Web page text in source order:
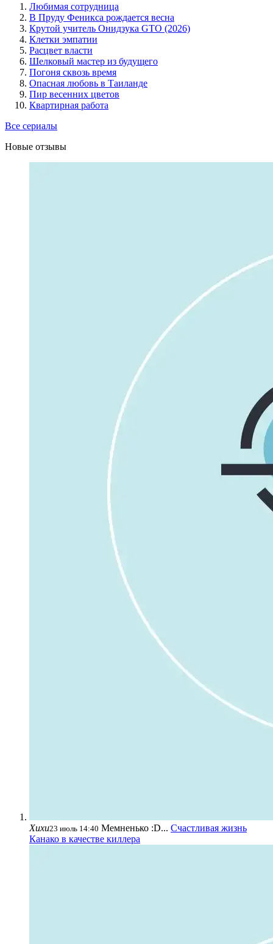
Любимая сотрудница
В Пруду Феникса рождается весна
Крутой учитель Онидзука GTO (2026)
Клетки эмпатии
Расцвет власти
Шелковый мастер из будущего
Погоня сквозь время
Опасная любовь в Таиланде
Пир весенних цветов
Квартирная работа
Все сериалы
Новые отзывы
Хихи23 июль 14:40 Мемненько :D... Счастливая жизнь
Канако в качестве киллера